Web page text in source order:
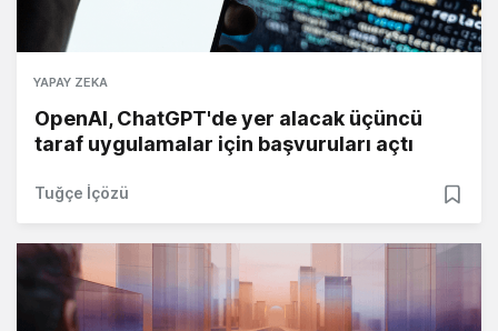
YAPAY ZEKA
OpenAI, ChatGPT'de yer alacak üçüncü
taraf uygulamalar için başvuruları açtı
Tuğçe İçözü